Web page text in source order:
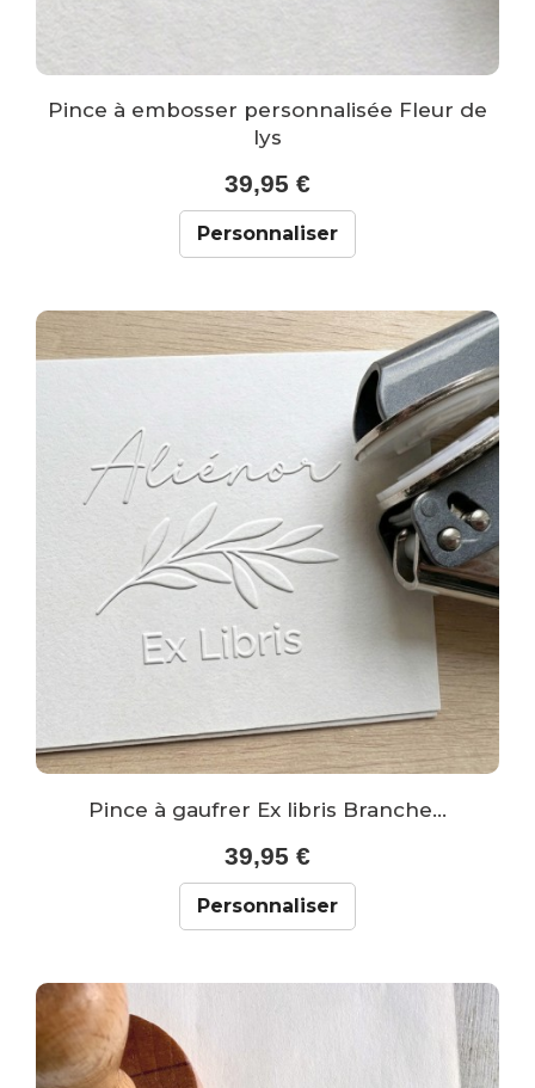
Pince à embosser personnalisée Fleur de
lys
39,95 €
Personnaliser
Pince à gaufrer Ex libris Branche...
39,95 €
Personnaliser